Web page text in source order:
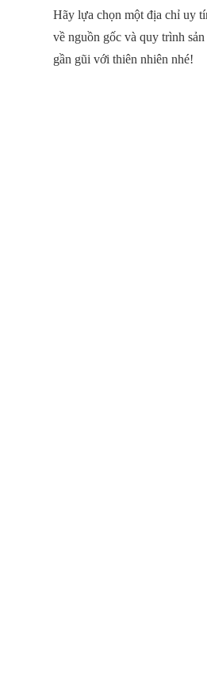
Hãy lựa chọn một địa chỉ uy
về nguồn gốc và quy trình
gần gũi với thiên nhiên nhé!